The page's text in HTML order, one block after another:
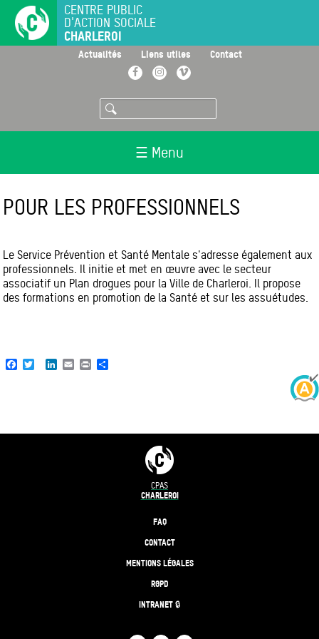
principal
CENTRE PUBLIC
D'ACTION SOCIALE
CHARLEROI
Actualités Liens utiles Contact
FacebookInstagramVimeo
Rechercher
☰ Menu
POUR LES PROFESSIONNELS
Le Service Prévention et Santé Mentale s'adresse également aux
professionnels. Il initie et met en œuvre avec le secteur
associatif un Plan drogues pour la Ville de Charleroi. Il propose
des formations en promotion de la Santé et sur les assuétudes.
Facebook
TwitterLinkedIn
EmailPrint
CPAS
CHARLEROI
FAQ
CONTACT
MENTIONS LÉGALES
RGPD
INTRANET 🔒